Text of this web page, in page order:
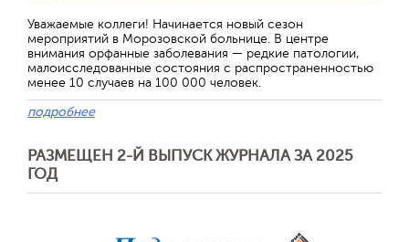
Уважаемые коллеги! Начинается новый сезон
мероприятий в Морозовской больнице. В центре
внимания орфанные заболевания — редкие патологии,
малоисследованные состояния с распространенностью
менее 10 случаев на 100 000 человек.
подробнее
РАЗМЕЩЕН 2-Й ВЫПУСК ЖУРНАЛА ЗА 2025
ГОД